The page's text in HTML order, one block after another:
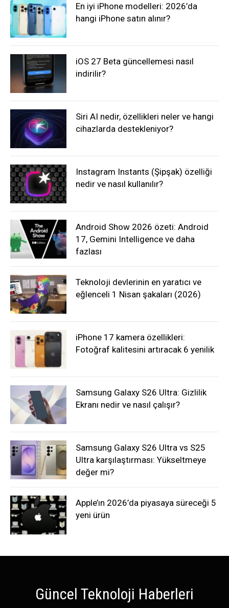
En iyi iPhone modelleri: 2026’da
hangi iPhone satın alınır?
iOS 27 Beta güncellemesi nasıl
indirilir?
Siri AI nedir, özellikleri neler ve hangi
cihazlarda destekleniyor?
Instagram Instants (Şipşak) özelliği
nedir ve nasıl kullanılır?
Android Show 2026 özeti: Android
17, Gemini Intelligence ve daha
fazlası
Teknoloji devlerinin en yaratıcı ve
eğlenceli 1 Nisan şakaları (2026)
iPhone 17 kamera özellikleri:
Fotoğraf kalitesini artıracak 6 yenilik
Samsung Galaxy S26 Ultra: Gizlilik
Ekranı nedir ve nasıl çalışır?
Samsung Galaxy S26 Ultra vs S25
Ultra karşılaştırması: Yükseltmeye
değer mi?
Apple’ın 2026’da piyasaya süreceği 5
yeni ürün
Güncel Teknoloji Haberleri